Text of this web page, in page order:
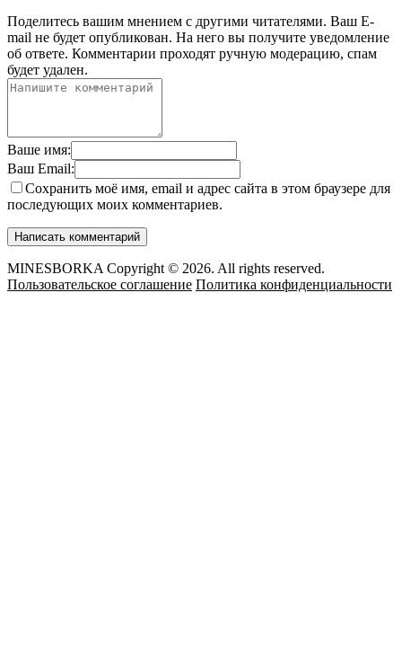
Поделитесь вашим мнением с другими читателями. Ваш E-
mail не будет опубликован. На него вы получите уведомление
об ответе. Комментарии проходят ручную модерацию, спам
будет удален.
Ваше имя:
Ваш Email:
Сохранить моё имя, email и адрес сайта в этом браузере для
последующих моих комментариев.
MINESBORKA Copyright © 2026. All rights reserved.
Пользовательское соглашение Политика конфиденциальности